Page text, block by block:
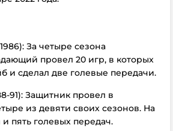
За четыре сезона
провел 20 игр, в которых
и сделал две голевые передачи.
91): Защитник провел в
из девяти своих сезонов. На
и пять голевых передач.